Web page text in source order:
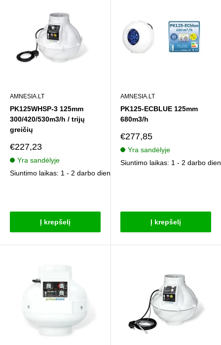
AMNESIA.LT
PK125WHSP-3 125mm
300/420/530m3/h / trijų
greičių
Pardavimo
kaina
€227,23
Yra sandėlyje
Siuntimo laikas: 1 - 2 darbo dienos
Į krepšelį
AMNESIA.LT
PK125-ECBLUE 125mm
680m3/h
Pardavimo
kaina
€277,85
Yra sandėlyje
Siuntimo laikas: 1 - 2 darbo
Į krepšelį